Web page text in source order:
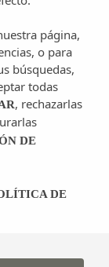
música en
en Ses
página,
o para
búsquedas,
todas
, rechazarlas
DE
DE